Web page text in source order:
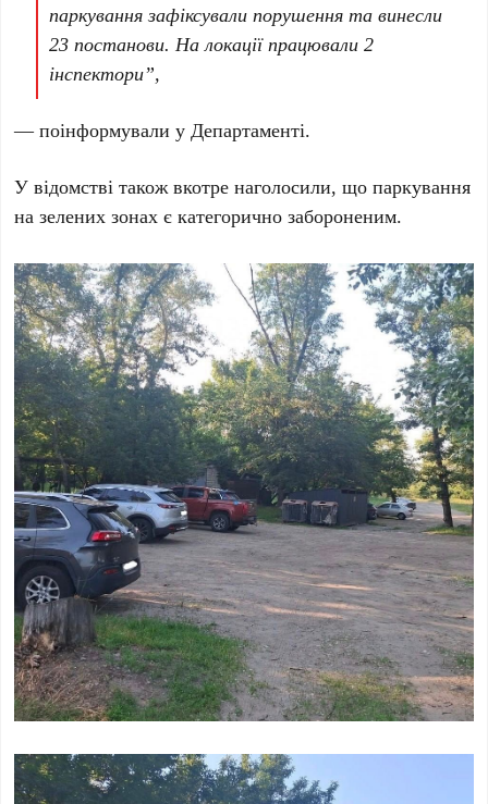
паркування зафіксували порушення та винесли
23 постанови. На локації працювали 2
інспектори”,
— поінформували у Департаменті.
У відомстві також вкотре наголосили, що паркування
на зелених зонах є категорично забороненим.